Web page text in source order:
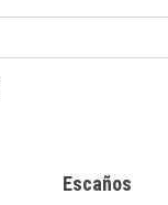
Escaños